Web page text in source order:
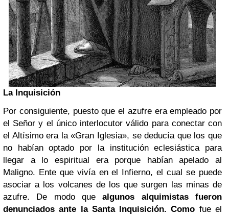
La Inquisición
Por consiguiente, puesto que el azufre era empleado por
el Señor y el único interlocutor válido para conectar con
el Altísimo era la «Gran Iglesia», se deducía que los que
no habían optado por la institución eclesiástica para
llegar a lo espiritual era porque habían apelado al
Maligno. Ente que vivía en el Infierno, el cual se puede
asociar a los volcanes de los que surgen las minas de
azufre. De modo que algunos alquimistas fueron
denunciados ante la Santa Inquisición. Como fue el